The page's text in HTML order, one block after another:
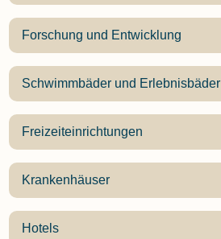
Forschung und Entwicklung
Schwimmbäder und Erlebnisbäder
Freizeiteinrichtungen
Krankenhäuser
Hotels